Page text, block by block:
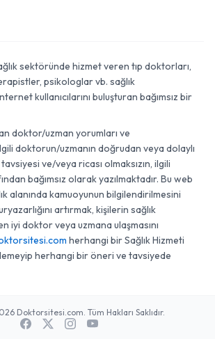
sektöründe hizmet veren tıp doktorları,
psikologlar vb. sağlık
kullanıcılarını buluşturan bağımsız bir
doktor/uzman yorumları ve
doktorun/uzmanın doğrudan veya dolaylı
ve/veya ricası olmaksızın, ilgili
bağımsız olarak yazılmaktadır. Bu web
alanında kamuoyunun bilgilendirilmesini
artırmak, kişilerin sağlık
iyi doktor veya uzmana ulaşmasını
herhangi bir Sağlık Hizmeti
herhangi bir öneri ve tavsiyede
Doktorsitesi.com. Tüm Hakları Saklıdır.